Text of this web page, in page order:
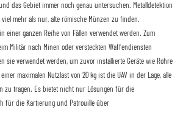
das Gebiet immer noch genau untersuchen. Metalldetektion
mehr als nur, alte römische Münzen zu finden.
einer ganzen Reihe von Fällen verwendet werden. Zum
Militär nach Minen oder versteckten Waffendiensten
sie verwendet werden, um zuvor installierte Geräte wie Rohre
maximalen Nutzlast von 20 kg ist die UAV in der Lage, alle
zu tragen. Es bietet nicht nur Lösungen für die
für die Kartierung und Patrouille über